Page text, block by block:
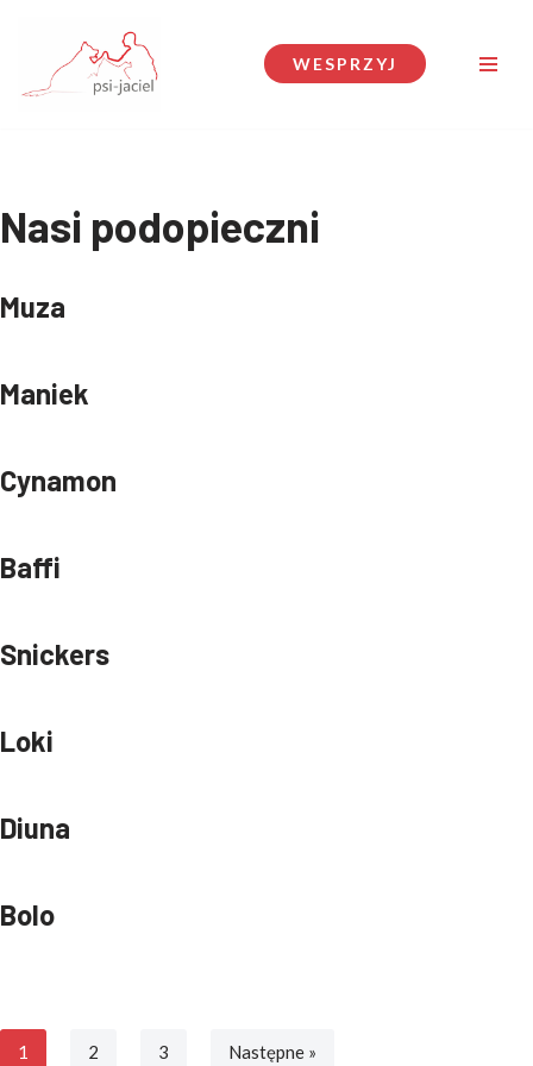
Przejdź
do
WESPRZYJ
Nasi podopieczni
Muza
Maniek
Cynamon
Baffi
Snickers
Loki
Diuna
Bolo
1 2 3 Następne »